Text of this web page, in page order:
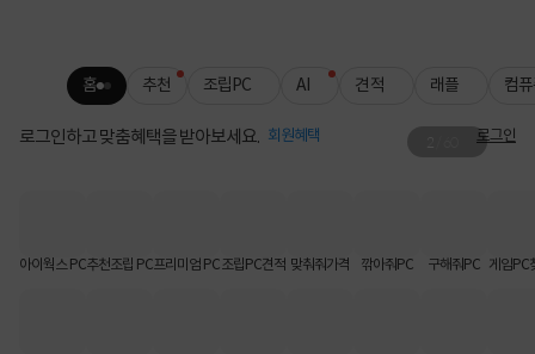
홈 추천 조립PC AI 견적 래플 컴
로그인하고 맞춤혜택을 받아보세요. 회원혜택 로그인
아이웍스 PC추천조립 PC프리미엄 PC조립PC견적 맞춰줘가격 깎아줘PC 구해줘PC 게임PC